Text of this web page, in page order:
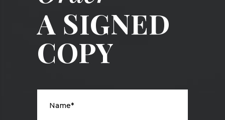
A SIGNED
COPY